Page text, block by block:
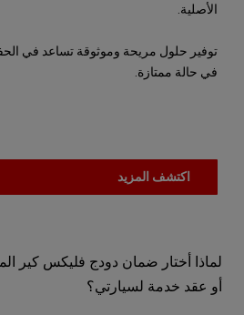
الأصلية.
توفير حلول مريحة وموثوقة تساعد في
في حالة ممتازة.
اكتشف المزيد
لماذا أختار ضمان دودج فليكس كير
أو عقد خدمة لسيارتي؟